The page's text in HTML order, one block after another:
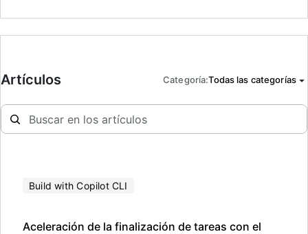
Artículos Categoría:Todas las categorías
Build with Copilot CLI
Aceleración de la finalización de tareas con el